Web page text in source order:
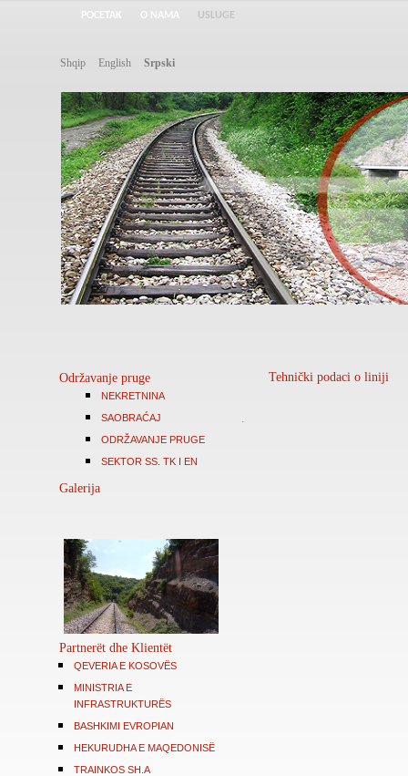
POCETAK O NAMA USLUGE
Shqip English Srpski
Održavanje pruge
NEKRETNINA
SAOBRAĆAJ
ODRŽAVANJE PRUGE
SEKTOR SS. TK I EN
Galerija
Partnerët dhe Klientët
QEVERIA E KOSOVËS
MINISTRIA E
INFRASTRUKTURËS
BASHKIMI EVROPIAN
HEKURUDHA E MAQEDONISË
TRAINKOS SH.A
Tehnički podaci o liniji
.